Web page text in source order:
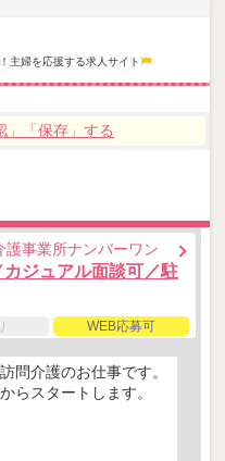
主婦を応援する求人サイト
」「保存」する
事業所ナンバーワン
ジュアル面談可／駐
WEB応募可
問介護のお仕事です。
らスタートします。